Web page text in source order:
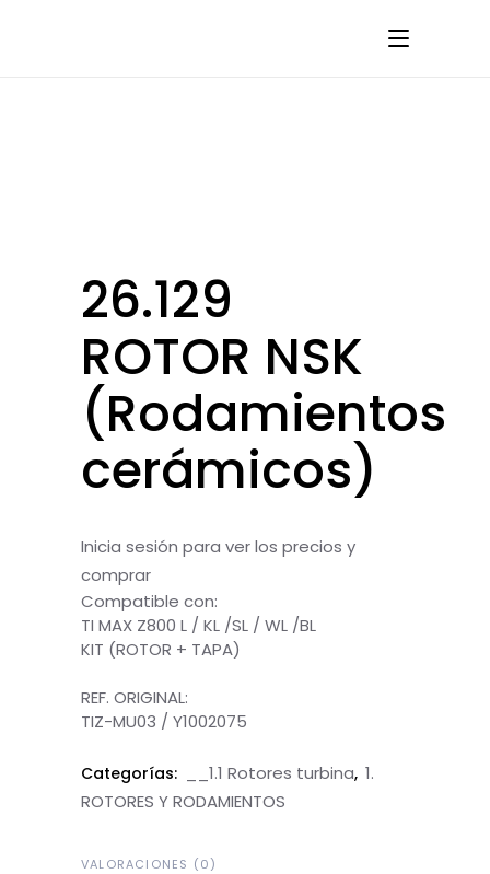
26.129
ROTOR NSK
(Rodamientos
cerámicos)
Inicia sesión para ver los precios y
comprar
Compatible con:
TI MAX Z800 L / KL /SL / WL /BL
KIT (ROTOR + TAPA)
REF. ORIGINAL:
TIZ-MU03 / Y1002075
Categorías: __1.1 Rotores turbina, 1.
ROTORES Y RODAMIENTOS
VALORACIONES (0)